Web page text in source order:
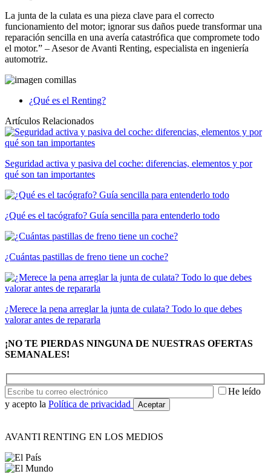
La junta de la culata es una pieza clave para el correcto
funcionamiento del motor; ignorar sus daños puede transformar una
reparación sencilla en una avería catastrófica que compromete todo
el motor.” – Asesor de Avanti Renting, especialista en ingeniería
automotriz.
¿Qué es el Renting?
Artículos Relacionados
Seguridad activa y pasiva del coche: diferencias, elementos y por
qué son tan importantes
¿Qué es el tacógrafo? Guía sencilla para entenderlo todo
¿Cuántas pastillas de freno tiene un coche?
¿Merece la pena arreglar la junta de culata? Todo lo que debes
valorar antes de repararla
¡NO TE PIERDAS NINGUNA DE NUESTRAS OFERTAS
SEMANALES!
He leído
y acepto la Política de privacidad
AVANTI RENTING EN LOS MEDIOS